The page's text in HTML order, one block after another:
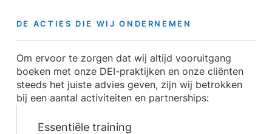
DE ACTIES DIE WIJ ONDERNEMEN
Om ervoor te zorgen dat wij altijd vooruitgang
boeken met onze DEI-praktijken en onze cliënten
steeds het juiste advies geven, zijn wij betrokken
bij een aantal activiteiten en partnerships:
Essentiële training